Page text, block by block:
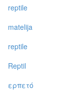
reptile
matelija
reptile
Reptil
ερπετό